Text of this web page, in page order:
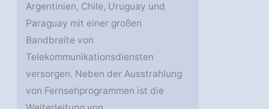
Argentinien, Chile, Uruguay und
Paraguay mit einer großen
Bandbreite von
Telekommunikationsdiensten
versorgen. Neben der Ausstrahlung
von Fernsehprogrammen ist die